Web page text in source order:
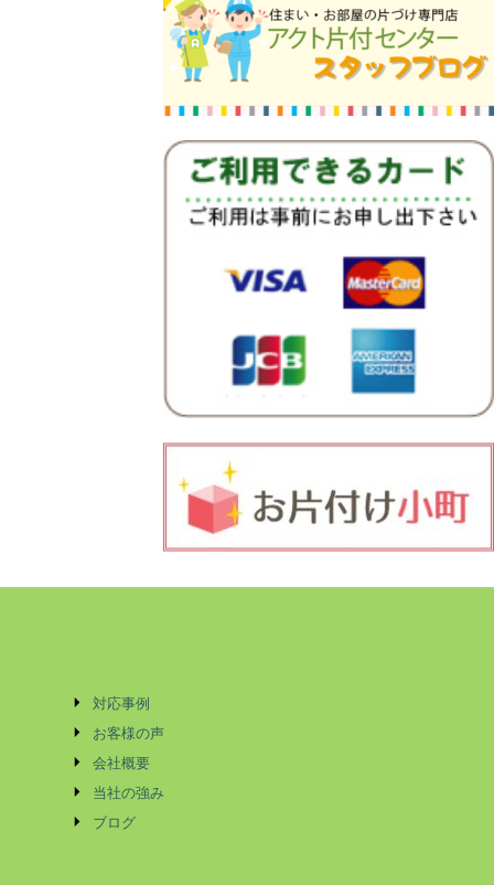
対応事例
お客様の声
会社概要
当社の強み
ブログ